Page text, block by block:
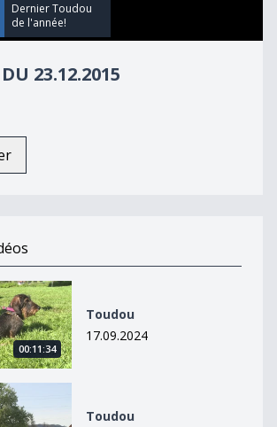
Dernier Toudou
de l'année!
23.12.2015
00:11:34
Toudou
17.09.2024
Toudou